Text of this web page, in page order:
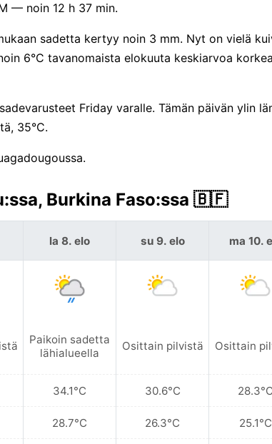
— noin 12 h 37 min.
sadetta kertyy noin 3 mm. Nyt on vielä
6°C tavanomaista elokuuta keskiarvoa
Friday varalle. Tämän päivän ylin
35°C.
Burkina Faso:ssa 🇧🇫
la 8. elo
Paikoin sadetta
lähialueella
34.1°C
28.7°C
su 9. elo
Osittain pilvistä
30.6°C
26.3°C
ma 10.
Osittain
28.3°C
25.1°C